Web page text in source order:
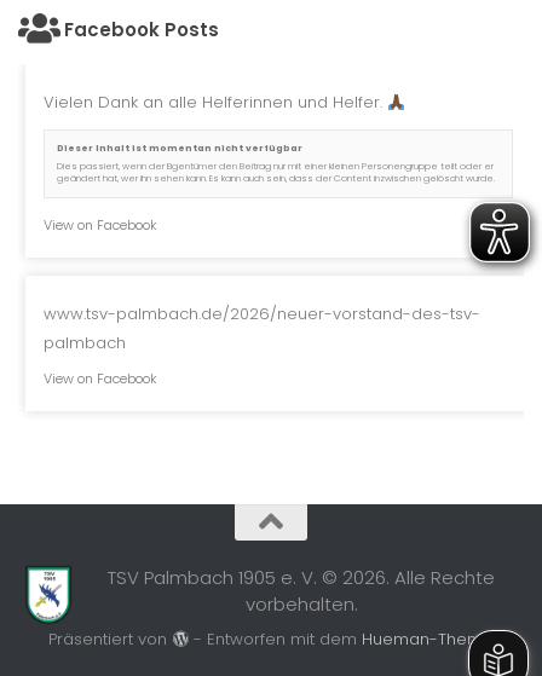
Facebook Posts
Vielen Dank an alle Helferinnen und Helfer.
Dieser Inhalt ist momentan nicht verfügbar
Dies passiert, wenn der Eigentümer den Beitrag nur mit einer kleinen Personengruppe teilt oder er
geändert hat, wer ihn sehen kann. Es kann auch sein, dass der Content inzwischen gelöscht wurde.
View on Facebook
www.tsv-palmbach.de/2026/neuer-vorstand-des-tsv-
palmbach
View on Facebook
TSV Palmbach 1905 e. V. © 2026. Alle Rechte
vorbehalten.
Präsentiert von - Entworfen mit dem Hueman-Theme